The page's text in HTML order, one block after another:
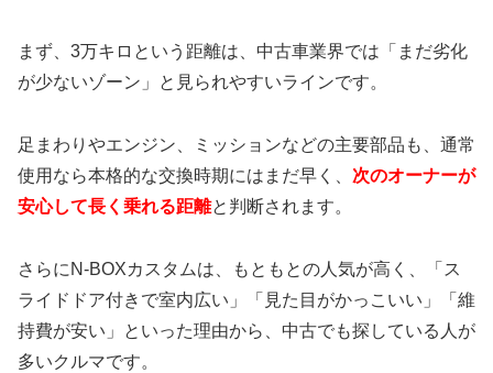
まず、3万キロという距離は、中古車業界では「まだ劣化
が少ないゾーン」と見られやすいラインです。
足まわりやエンジン、ミッションなどの主要部品も、通常
使用なら本格的な交換時期にはまだ早く、 次のオーナーが
安心して長く乗れる距離と判断されます。
さらにN-BOXカスタムは、もともとの人気が高く、「ス
ライドドア付きで室内広い」「見た目がかっこいい」「維
持費が安い」といった理由から、中古でも探している人が
多いクルマです。